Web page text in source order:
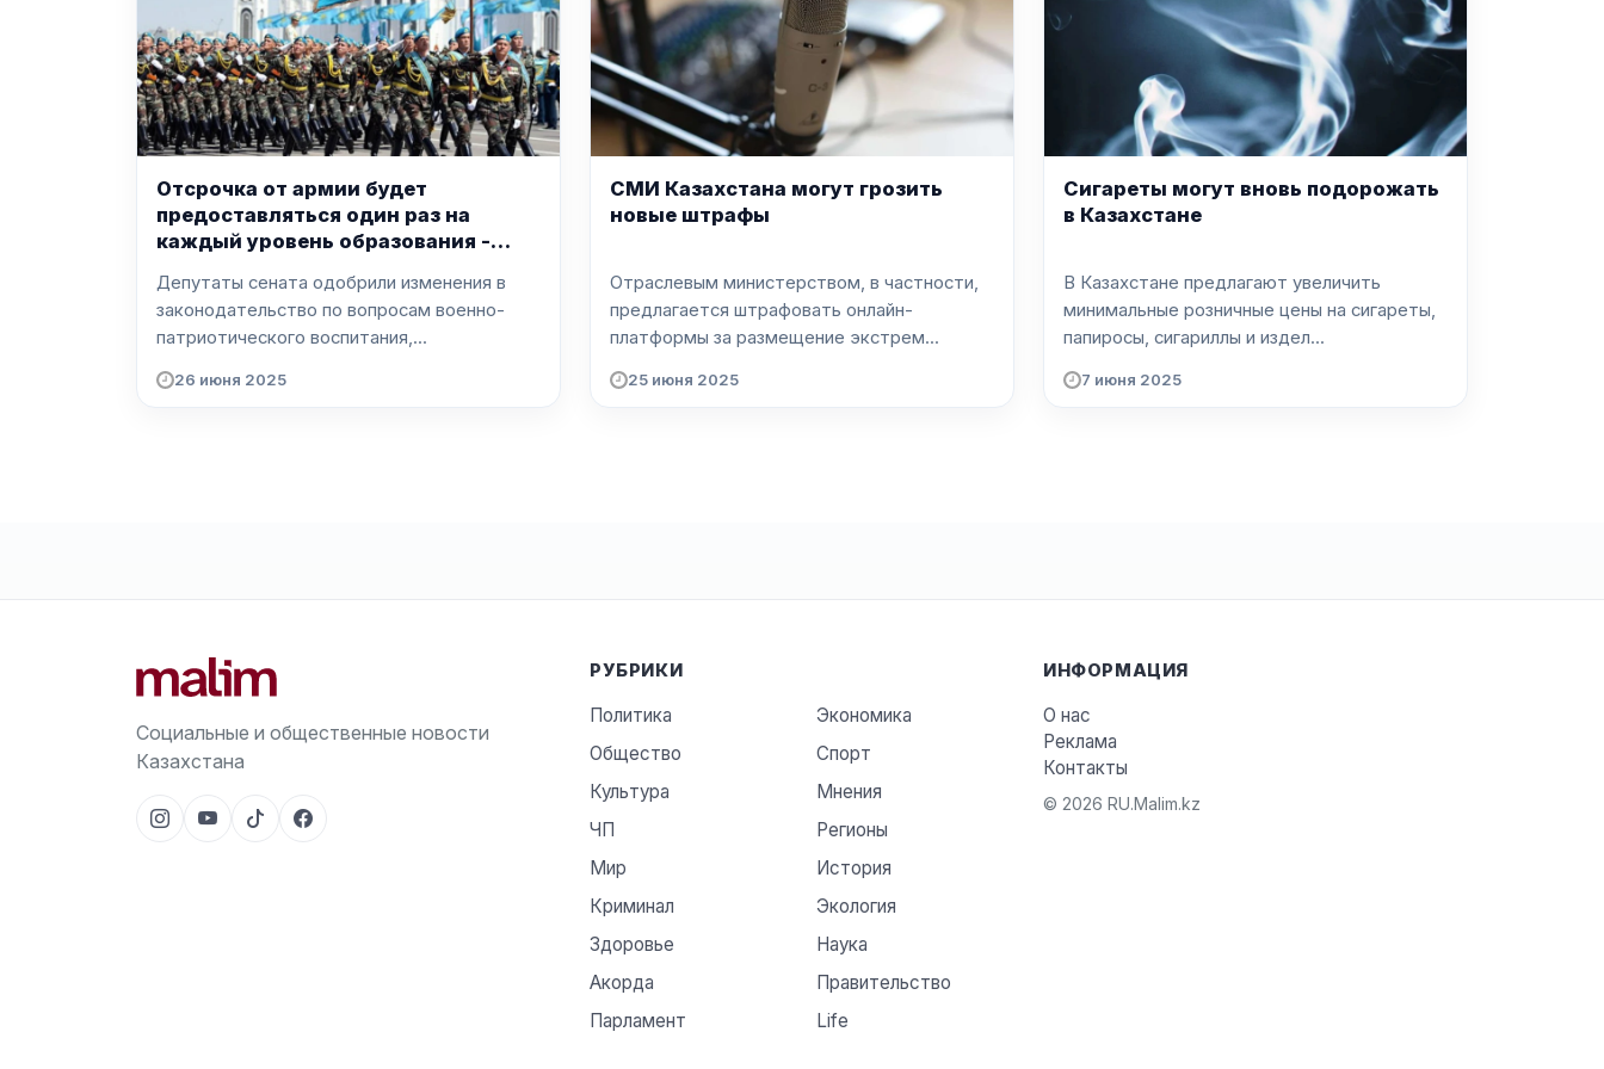
Отсрочка от армии будет
предоставляться один раз на
каждый уровень образования -
Депутаты сената одобрили изменения в
законодательство по вопросам военно-
патриотического воспитания,...
26 июня 2025
СМИ Казахстана могут грозить
новые штрафы
Отраслевым министерством, в частности,
предлагается штрафовать онлайн-
платформы за размещение экстрем...
25 июня 2025
Сигареты могут вновь подорожать
в Казахстане
В Казахстане предлагают увеличить
минимальные розничные цены на сигареты,
папиросы, сигариллы и издел...
7 июня 2025
Социальные и общественные новости
Казахстана
РУБРИКИ
Политика
Экономика
Общество
Спорт
Культура
Мнения
ЧП
Регионы
Мир
История
Криминал
Экология
Здоровье
Наука
Акорда
Правительство
Парламент
Life
ИНФОРМАЦИЯ
О нас
Реклама
Контакты
© 2026 RU.Malim.kz